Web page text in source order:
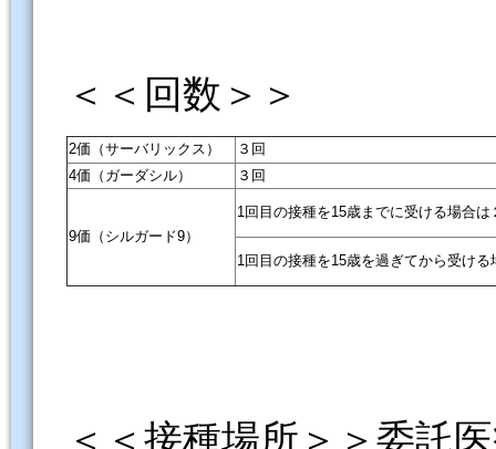
＜＜回数＞＞
2価（サーバリックス）
３回
4価（ガーダシル）
３回
9価（シルガード9）
1回目の接種を15歳までに受ける場合は
1回目の接種を15歳を過ぎてから受ける
＜＜接種場所＞＞委託